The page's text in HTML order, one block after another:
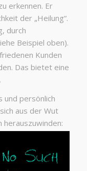
erkennen. Er
der „Heilung“.
durch
Beispiel oben).
Kunden
Das bietet eine
und persönlich
aus der Wut
herauszuwinden: